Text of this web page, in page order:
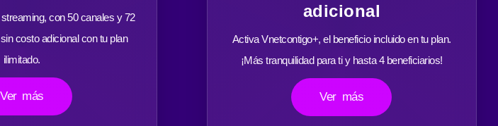
con 50 canales y 72
costo adicional con tu plan
ilimitado.
Ver más
adicional
Activa Vnetcontigo+, el beneficio incluido en tu plan.
¡Más tranquilidad para ti y hasta 4 beneficiarios!
Ver más